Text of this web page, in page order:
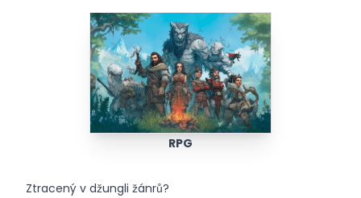
RPG
Ztracený v džungli žánrů?